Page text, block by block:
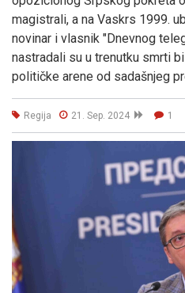
magistrali, a na Vaskrs 1999.
novinar i vlasnik "Dnevnog
nastradali su u trenutku smrti
političke arene od sadašnjeg
Regija 21. Sep. 2024 1